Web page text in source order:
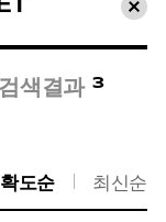
초기
색결과 3
도순 최신순